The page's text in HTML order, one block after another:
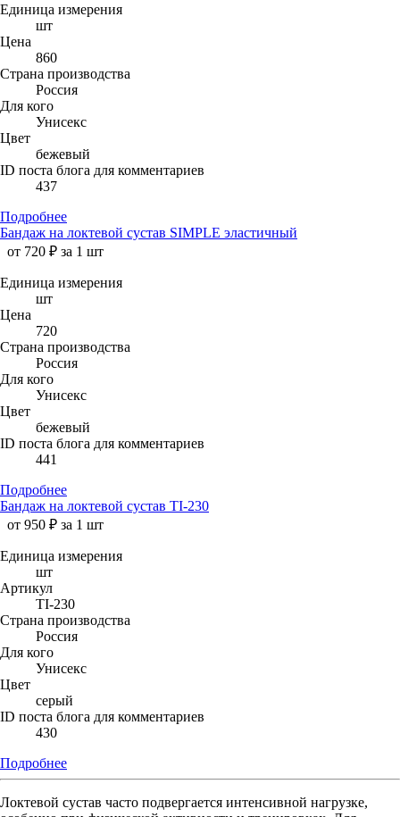
Единица измерения
шт
Цена
860
Страна производства
Россия
Для кого
Унисекс
Цвет
бежевый
ID поста блога для комментариев
437
Подробнее
Бандаж на локтевой сустав SIMPLE эластичный
от 720 ₽ за 1 шт
Единица измерения
шт
Цена
720
Страна производства
Россия
Для кого
Унисекс
Цвет
бежевый
ID поста блога для комментариев
441
Подробнее
Бандаж на локтевой сустав TI-230
от 950 ₽ за 1 шт
Единица измерения
шт
Артикул
TI-230
Страна производства
Россия
Для кого
Унисекс
Цвет
серый
ID поста блога для комментариев
430
Подробнее
Локтевой сустав часто подвергается интенсивной нагрузке,